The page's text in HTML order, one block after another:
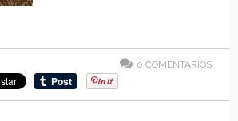
0 COMENTÁRIOS